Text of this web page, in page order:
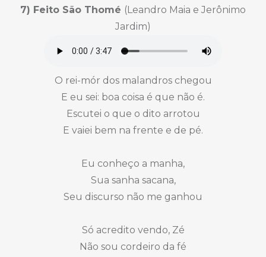
7) Feito São Thomé (Leandro Maia e Jerônimo
Jardim)
O rei-mór dos malandros chegou
E eu sei: boa coisa é que não é.
Escutei o que o dito arrotou
E vaiei bem na frente e de pé.
Eu conheço a manha,
Sua sanha sacana,
Seu discurso não me ganhou
Só acredito vendo, Zé
Não sou cordeiro da fé